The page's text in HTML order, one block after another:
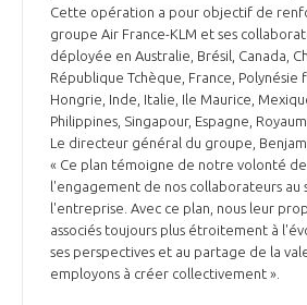
Cette opération a pour objectif de
groupe Air France-KLM et ses
déployée en Australie, Brésil, Canada,
République Tchèque, France, Polynésie
Hongrie, Inde, Italie, Ile Maurice,
Philippines, Singapour, Espagne,
Le directeur général du groupe,
« Ce plan témoigne de notre volonté
l'engagement de nos collaborateurs au
l'entreprise. Avec ce plan, nous leur
associés toujours plus étroitement à
ses perspectives et au partage de la
employons à créer collectivement ».